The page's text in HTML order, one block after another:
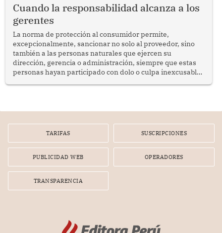
Cuando la responsabilidad alcanza a los
gerentes
La norma de protección al consumidor permite,
excepcionalmente, sancionar no solo al proveedor, sino
también a las personas naturales que ejercen su
dirección, gerencia o administración, siempre que estas
personas hayan participado con dolo o culpa inexcusable
por la frustrada realización de un meet and greet con
TARIFAS SUSCRIPCIONES
PUBLICIDAD WEB OPERADORES
TRANSPARENCIA